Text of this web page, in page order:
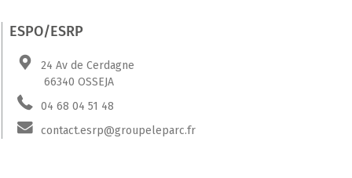
ESPO/ESRP
24 Av de Cerdagne
66340 OSSEJA
04 68 04 51 48
contact.esrp@groupeleparc.fr